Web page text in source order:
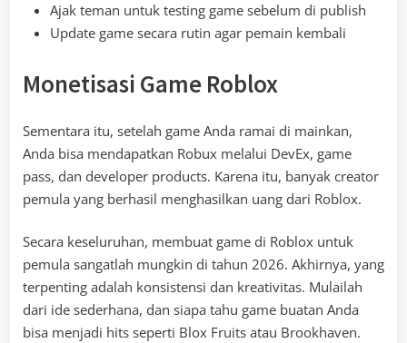
Ajak teman untuk testing game sebelum di publish
Update game secara rutin agar pemain kembali
Monetisasi Game Roblox
Sementara itu, setelah game Anda ramai di mainkan,
Anda bisa mendapatkan Robux melalui DevEx, game
pass, dan developer products. Karena itu, banyak creator
pemula yang berhasil menghasilkan uang dari Roblox.
Secara keseluruhan, membuat game di Roblox untuk
pemula sangatlah mungkin di tahun 2026. Akhirnya, yang
terpenting adalah konsistensi dan kreativitas. Mulailah
dari ide sederhana, dan siapa tahu game buatan Anda
bisa menjadi hits seperti Blox Fruits atau Brookhaven.